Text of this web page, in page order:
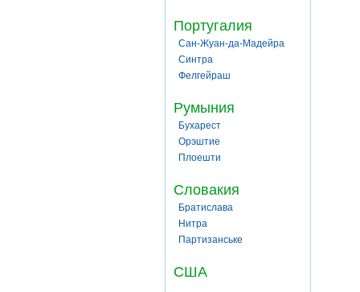
Португалия
Сан-Жуан-да-Мадейра
Синтра
Фелгейраш
Румыния
Бухарест
Орэштие
Плоешти
Словакия
Братислава
Нитра
Партизанське
США